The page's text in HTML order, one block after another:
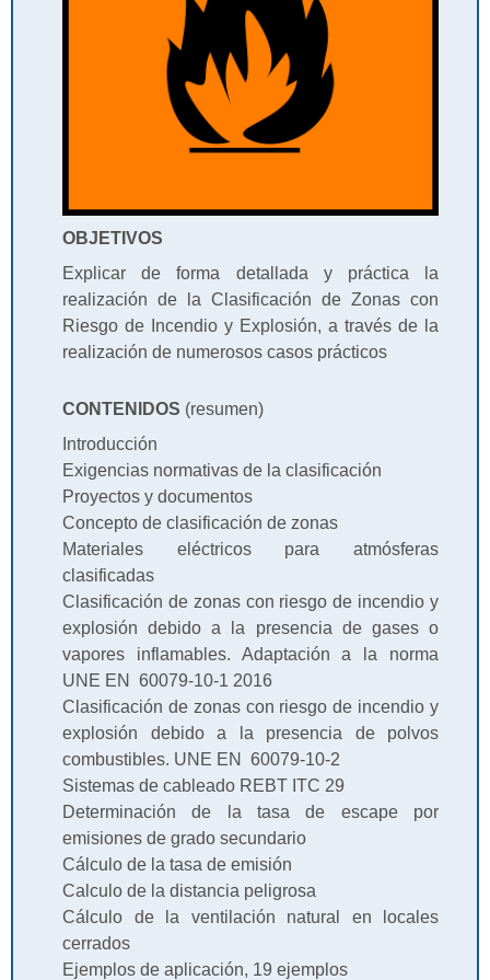
OBJETIVOS
Explicar de forma detallada y práctica la
realización de la Clasificación de Zonas con
Riesgo de Incendio y Explosión, a través de la
realización de numerosos casos prácticos
CONTENIDOS (resumen)
Introducción
Exigencias normativas de la clasificación
Proyectos y documentos
Concepto de clasificación de zonas
Materiales eléctricos para atmósferas
clasificadas
Clasificación de zonas con riesgo de incendio y
explosión debido a la presencia de gases o
vapores inflamables. Adaptación a la norma
UNE EN 60079-10-1 2016
Clasificación de zonas con riesgo de incendio y
explosión debido a la presencia de polvos
combustibles. UNE EN 60079-10-2
Sistemas de cableado REBT ITC 29
Determinación de la tasa de escape por
emisiones de grado secundario
Cálculo de la tasa de emisión
Calculo de la distancia peligrosa
Cálculo de la ventilación natural en locales
cerrados
Ejemplos de aplicación, 19 ejemplos